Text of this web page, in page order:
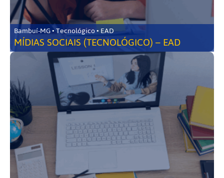
Bambuí-MG • Tecnológico • EAD
MÍDIAS SOCIAIS (TECNOLÓGICO) – EAD